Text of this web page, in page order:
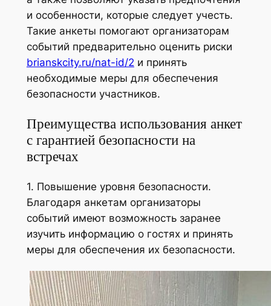
и особенности, которые следует учесть.
Такие анкеты помогают организаторам
событий предварительно оценить риски
brianskcity.ru/nat-id/2 и принять
необходимые меры для обеспечения
безопасности участников.
Преимущества использования анкет
с гарантией безопасности на
встречах
1. Повышение уровня безопасности.
Благодаря анкетам организаторы
событий имеют возможность заранее
изучить информацию о гостях и принять
меры для обеспечения их безопасности.